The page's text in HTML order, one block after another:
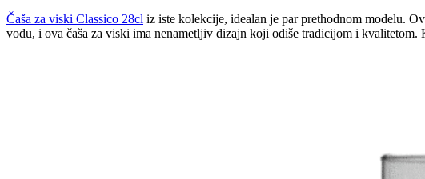
Čaša za viski Classico 28cl iz iste kolekcije, idealan je par prethodnom modelu.
vodu, i ova čaša za viski ima nenametljiv dizajn koji odiše tradicijom i kvalitetom.